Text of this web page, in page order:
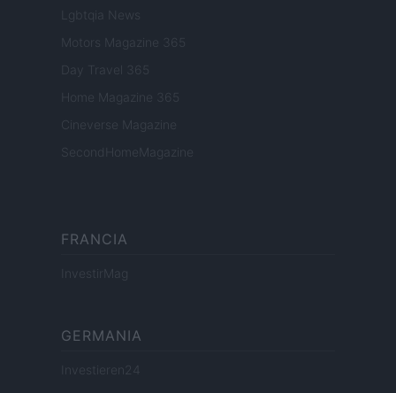
Lgbtqia News
Motors Magazine 365
Day Travel 365
Home Magazine 365
Cineverse Magazine
SecondHomeMagazine
FRANCIA
InvestirMag
GERMANIA
Investieren24